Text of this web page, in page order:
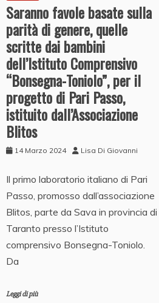
Saranno favole basate sulla
parità di genere, quelle
scritte dai bambini
dell’Istituto Comprensivo
“Bonsegna-Toniolo”, per il
progetto di Pari Passo,
istituito dall’Associazione
Blitos
14 Marzo 2024 Lisa Di Giovanni
Il primo laboratorio italiano di Pari
Passo, promosso dall’associazione
Blitos, parte da Sava in provincia di
Taranto presso l’Istituto
comprensivo Bonsegna-Toniolo.
Da
Leggi di più